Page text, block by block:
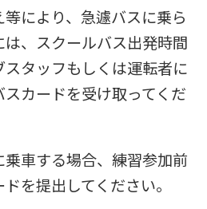
により、急遽バスに乗ら
、スクールバス出発時間
スタッフもしくは運転者に
カードを受け取ってくだ
車する場合、練習参加前
を提出してください。